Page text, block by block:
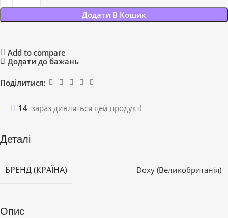
Додати В Кошик
Add to compare
Додати до бажань
Поділитися:
14 зараз дивляться цей продукт!
Деталі
БРЕНД (КРАЇНА) Doxy (Великобританія)
Опис